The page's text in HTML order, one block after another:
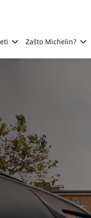
Zašto Michelin?